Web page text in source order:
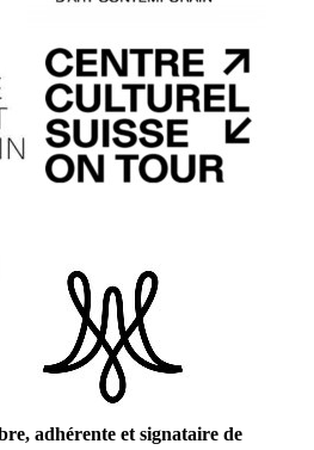
adhérente et signataire de